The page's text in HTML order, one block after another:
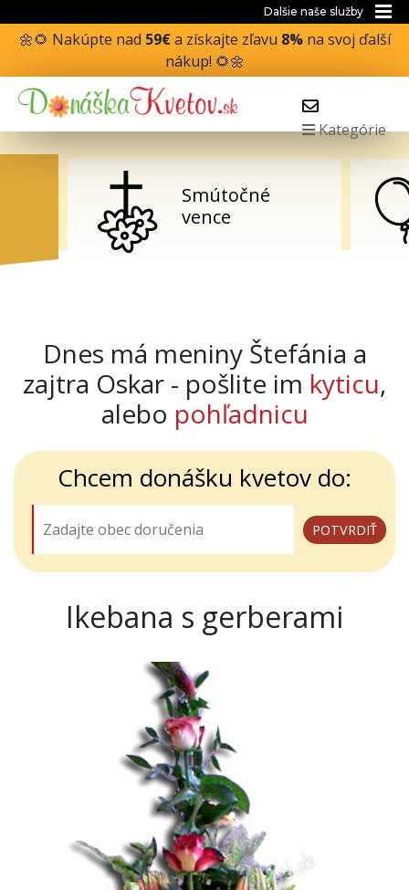
Dalšie naše služby
🌼🌻 Nakúpte nad 59€a získajte zľavu 8%na svoj ďalší
nákup! 🌻🌼
Kategórie
Smútočné
vence
Dnes má meniny Štefánia a
zajtra Oskar - pošlite im kyticu,
alebo pohľadnicu
Chcem donášku kvetov do:
Ikebana s gerberami